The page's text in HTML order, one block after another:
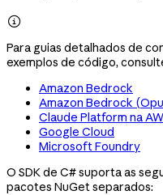

Para guias detalhados de
exemplos de código,
Amazon Bedrock
Amazon Bedrock
Claude Platform na
Google Cloud
Microsoft Foundry
O SDK de C# suporta as
pacotes NuGet separados: